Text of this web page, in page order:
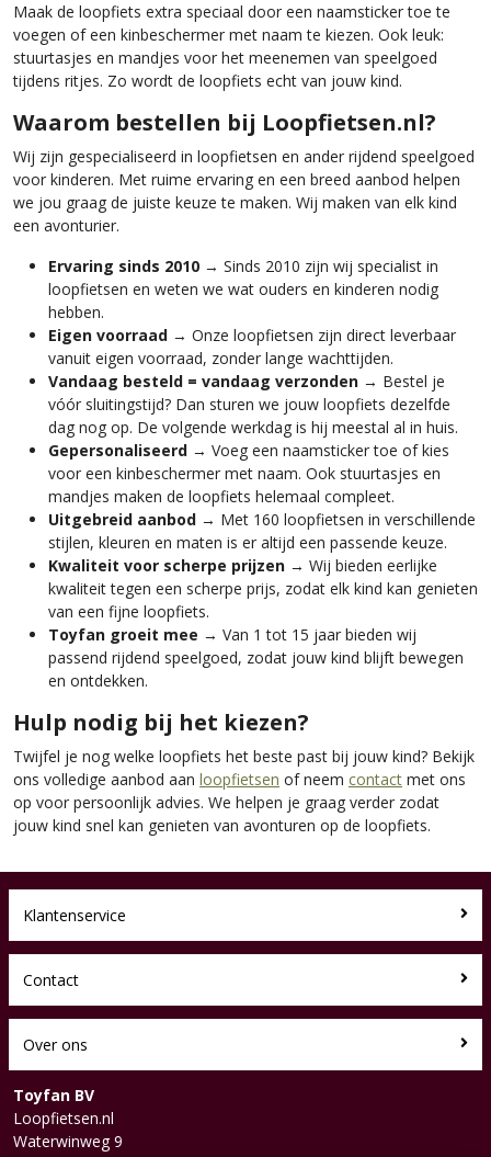
Maak de loopfiets extra speciaal door een naamsticker toe te
voegen of een kinbeschermer met naam te kiezen. Ook leuk:
stuurtasjes en mandjes voor het meenemen van speelgoed
tijdens ritjes. Zo wordt de loopfiets echt van jouw kind.
Waarom bestellen bij Loopfietsen.nl?
Wij zijn gespecialiseerd in loopfietsen en ander rijdend speelgoed
voor kinderen. Met ruime ervaring en een breed aanbod helpen
we jou graag de juiste keuze te maken. Wij maken van elk kind
een avonturier.
Ervaring sinds 2010 → Sinds 2010 zijn wij specialist in
loopfietsen en weten we wat ouders en kinderen nodig
hebben.
Eigen voorraad → Onze loopfietsen zijn direct leverbaar
vanuit eigen voorraad, zonder lange wachttijden.
Vandaag besteld = vandaag verzonden → Bestel je
vóór sluitingstijd? Dan sturen we jouw loopfiets dezelfde
dag nog op. De volgende werkdag is hij meestal al in huis.
Gepersonaliseerd → Voeg een naamsticker toe of kies
voor een kinbeschermer met naam. Ook stuurtasjes en
mandjes maken de loopfiets helemaal compleet.
Uitgebreid aanbod → Met 160 loopfietsen in verschillende
stijlen, kleuren en maten is er altijd een passende keuze.
Kwaliteit voor scherpe prijzen → Wij bieden eerlijke
kwaliteit tegen een scherpe prijs, zodat elk kind kan genieten
van een fijne loopfiets.
Toyfan groeit mee → Van 1 tot 15 jaar bieden wij
passend rijdend speelgoed, zodat jouw kind blijft bewegen
en ontdekken.
Hulp nodig bij het kiezen?
Twijfel je nog welke loopfiets het beste past bij jouw kind? Bekijk
ons volledige aanbod aan loopfietsen of neem contact met ons
op voor persoonlijk advies. We helpen je graag verder zodat
jouw kind snel kan genieten van avonturen op de loopfiets.
Klantenservice
Contact
Over ons
Toyfan BV
Loopfietsen.nl
Waterwinweg 9